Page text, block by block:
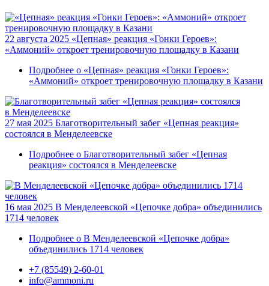
22 августа 2025 «Цепная» реакция «Гонки Героев»:
«Аммоний» откроет тренировочную площадку в Казани
Подробнее о «Цепная» реакция «Гонки Героев»:
«Аммоний» откроет тренировочную площадку в Казани
27 мая 2025 Благотворительный забег «Цепная реакция»
состоялся в Менделеевске
Подробнее о Благотворительный забег «Цепная
реакция» состоялся в Менделеевске
16 мая 2025 В Менделеевской «Цепочке добра» объединились
1714 человек
Подробнее о В Менделеевской «Цепочке добра»
объединились 1714 человек
+7 (85549) 2-60-01
info@ammoni.ru